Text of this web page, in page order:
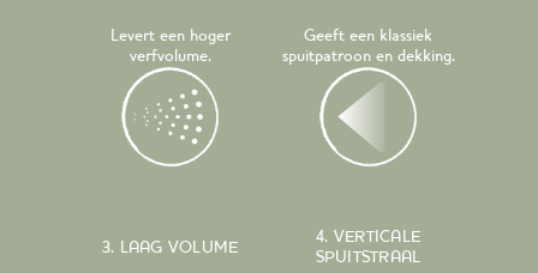
Levert een hoger
verfvolume.
Geeft een klassiek
spuitpatroon en dekking.
3. LAAG VOLUME
4. VERTICALE
SPUITSTRAAL